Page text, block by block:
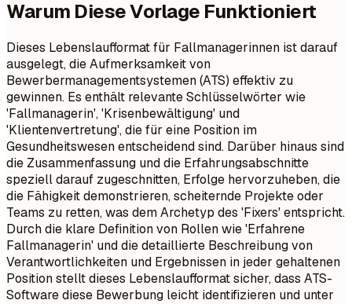
Warum Diese Vorlage Funktioniert
Dieses Lebenslaufformat für Fallmanagerinnen ist darauf
ausgelegt, die Aufmerksamkeit von
Bewerbermanagementsystemen (ATS) effektiv zu
gewinnen. Es enthält relevante Schlüsselwörter wie
'Fallmanagerin', 'Krisenbewältigung' und
'Klientenvertretung', die für eine Position im
Gesundheitswesen entscheidend sind. Darüber hinaus sind
die Zusammenfassung und die Erfahrungsabschnitte
speziell darauf zugeschnitten, Erfolge hervorzuheben, die
die Fähigkeit demonstrieren, scheiternde Projekte oder
Teams zu retten, was dem Archetyp des 'Fixers' entspricht.
Durch die klare Definition von Rollen wie 'Erfahrene
Fallmanagerin' und die detaillierte Beschreibung von
Verantwortlichkeiten und Ergebnissen in jeder gehaltenen
Position stellt dieses Lebenslaufformat sicher, dass ATS-
Software diese Bewerbung leicht identifizieren und unter